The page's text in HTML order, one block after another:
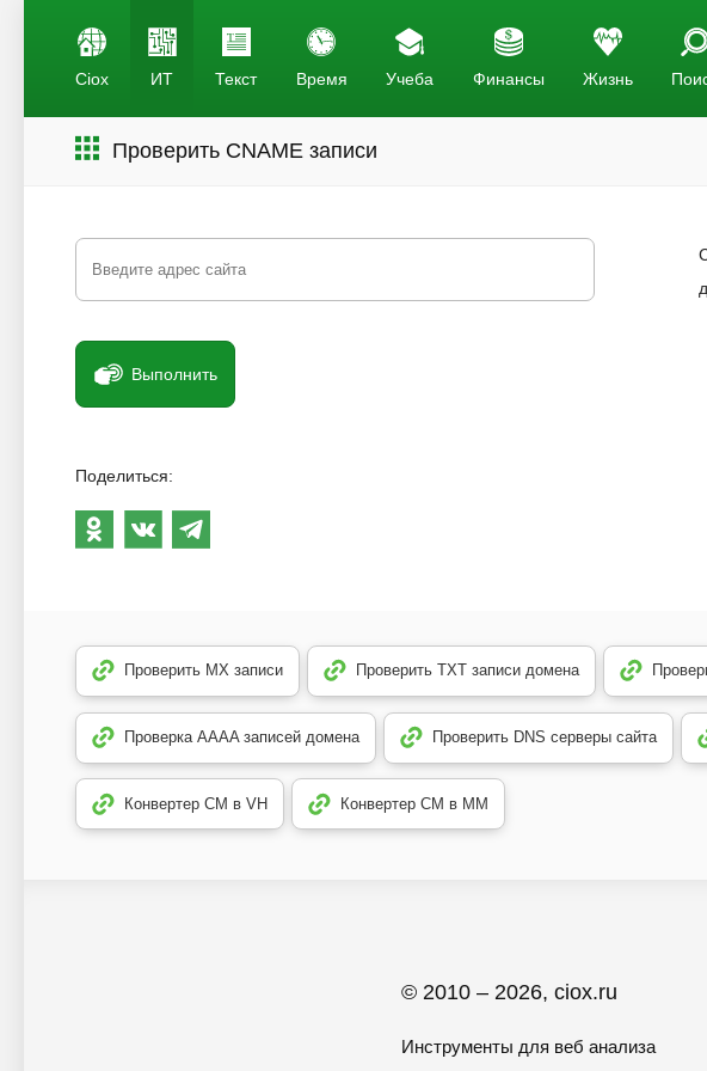
Ciox ИТ Текст Время Учеба Финансы Жизнь
Проверить CNAME записи
Выполнить
Поделиться:
Проверить MX записи Проверить TXT записи домена
Проверка AAAA записей домена Проверить DNS серверы сайта
Конвертер CM в VH Конвертер CM в MM
© 2010 – 2026, ciox.ru
Инструменты для веб анализа